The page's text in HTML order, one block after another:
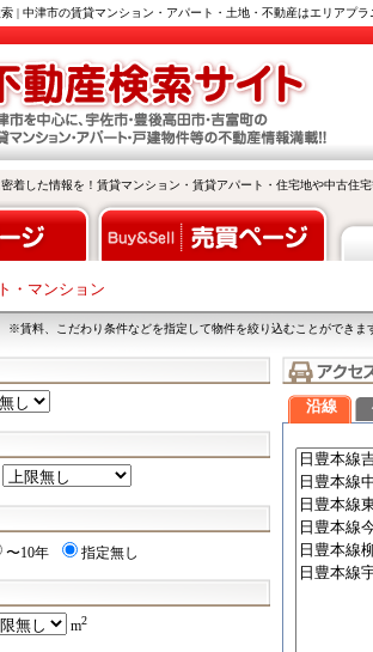
| 中津市の賃貸マンション・アパート・土地・不動産はエリアプラ
着した情報を！賃貸マンション・賃貸アパート・住宅地や中古住
・マンション
※賃料、こだわり条件などを指定して物件を絞り込むことができま
〜10年 指定無し
m2
沿線